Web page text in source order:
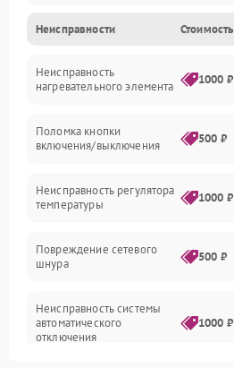
Механические повреждения
Неисправности Стоимость
Неисправность
нагревательного элемента
1000 ₽
Поломка кнопки
включения/выключения
500 ₽
Неисправность регулятора
температуры
1000 ₽
Повреждение сетевого
шнура
500 ₽
Неисправность системы
автоматического
отключения
1000 ₽